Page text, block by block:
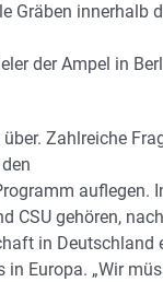
Gräben innerhalb
der Ampel in
Zahlreiche
auflegen.
CSU gehören,
in Deutschland
Europa. „Wir